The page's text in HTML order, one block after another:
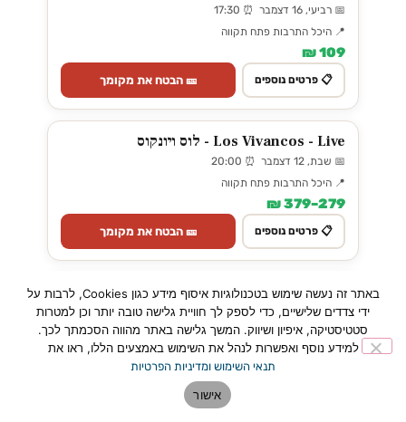
📅 רביעי, 16 דצמבר ⏰ 17:30
📍 היכל התרבות פתח תקווה
109 ₪
📋 פרטים נוספים 🎫 הבטח את מקומך
Los Vivancos - Live - לוס ויונקוס
📅 שבת, 12 דצמבר ⏰ 20:00
📍 היכל התרבות פתח תקווה
279–379 ₪
📋 פרטים נוספים 🎫 הבטח את מקומך
אגדת הטנגו העולמי מרכוס אשלה - Tango
Buenos Aires
📅 ראשון, 17 ינואר ⏰ 20:00
📍 היכל התרבות פתח תקווה
🎫 הבטח את מקומך
באתר זה נעשה שימוש בטכנולוגיות איסוף מידע כגון Cookies, לרבות על
ידי צדדים שלישיים, כדי לספק לך חוויית גלישה טובה יותר וכן למטרות
סטטיסטיקה, איפיון ושיווק. המשך גלישה באתר מהווה הסכמתך לכך.
למידע נוסף ואפשרות לנהל את השימוש באמצעים הללו, ראו את
תנאי השימוש ומדיניות הפרטיות
אישור